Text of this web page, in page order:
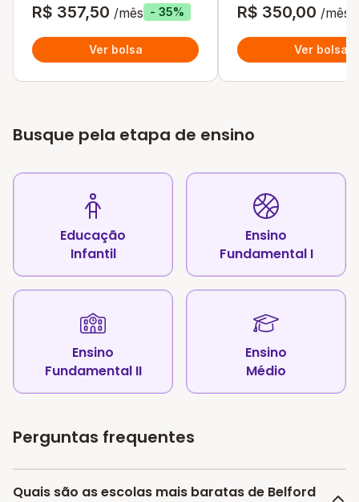
R$ 357,50 /mês - 35%
Ver bolsa
R$ 350,00 /mês
Ver bolsa
Busque pela etapa de ensino
Educação
Infantil
Ensino
Fundamental I
Ensino
Fundamental II
Ensino
Médio
Perguntas frequentes
Quais são as escolas mais baratas de Belford